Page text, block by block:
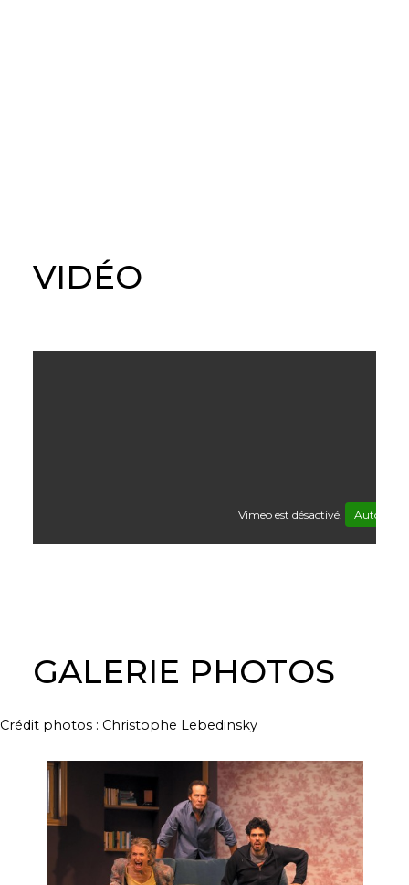
VIDÉO
Vimeo est désactivé. Autoriser
GALERIE PHOTOS
Crédit photos : Christophe Lebedinsky